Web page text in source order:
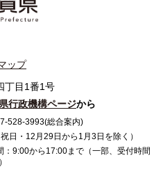
ップ
丁目1番1号
行政機構ページから
528-3993(総合案内)
日・12月29日から1月3日を除く）
9:00から17:00まで（一部、受付時間